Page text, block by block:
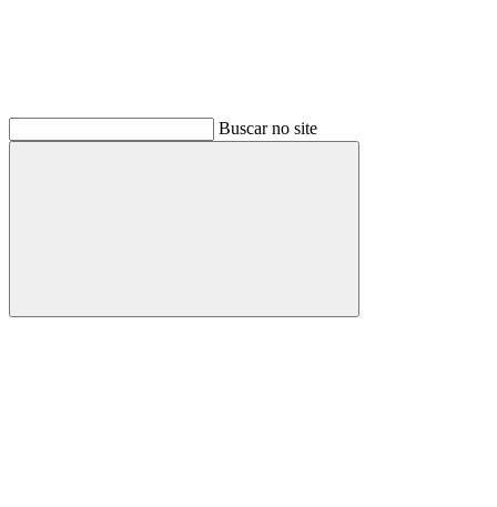
Buscar no site
Buscar